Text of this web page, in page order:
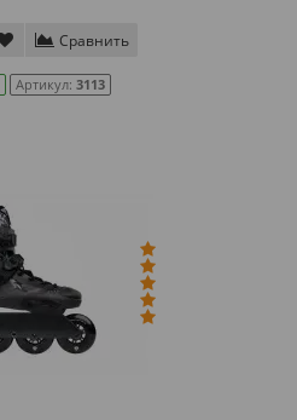
Сравнить
Артикул:3113